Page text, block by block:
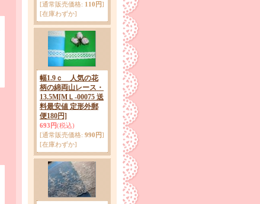
[通常販売価格: 110円]
[在庫わずか]
幅1.9ｃ 人気の花
柄の綿両山レース・
13.5M[MＬ-00075 送
料最安値 定形外郵
便180円]
693円(税込)
[通常販売価格: 990円]
[在庫わずか]